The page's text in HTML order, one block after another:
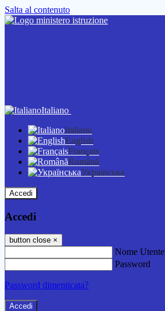
Salta al contenuto
Italiano
Italiano
English
Français
Română
Українська
Accedi
Accedi
button close ×
Nome Utente
Password
Password dimenticata?